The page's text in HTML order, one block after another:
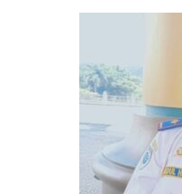
Nurjannah
Di HEADLINE, KSB, Politik, SOSOK